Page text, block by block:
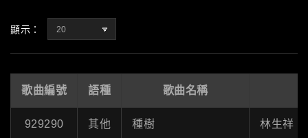
顯示： 20
歌曲編號 語種 歌曲名稱
929290 其他 種樹 林生祥